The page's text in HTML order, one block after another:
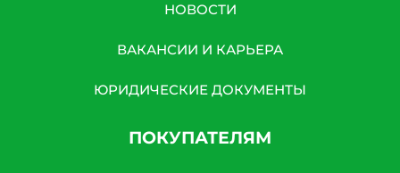
НОВОСТИ
ВАКАНСИИ И КАРЬЕРА
ЮРИДИЧЕСКИЕ ДОКУМЕНТЫ
ПОКУПАТЕЛЯМ